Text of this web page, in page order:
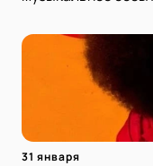
31 января